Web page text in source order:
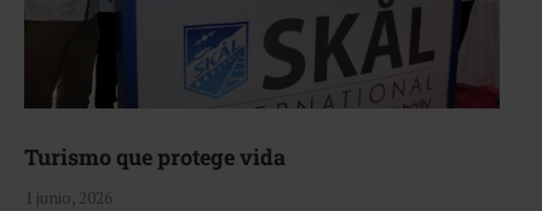
Turismo que protege vida
1 junio, 2026